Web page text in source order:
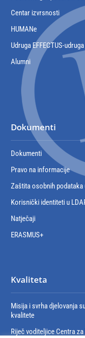
Centar izvrsnosti
HUMANe
Udruga EFFECTUS-
Alumni
Dokumenti
Dokumenti
Pravo na informacije
Zaštita osobnih podataka
Korisnički identiteti u
Natječaji
ERASMUS+
Kvaliteta
Misija i svrha djelovanja
kvalitete
Riječ voditeljice Centra